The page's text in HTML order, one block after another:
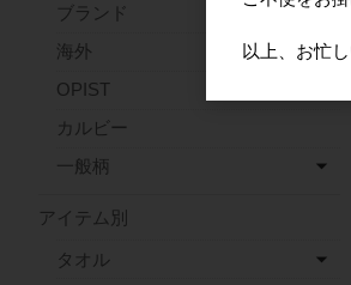
ブランド
海外
OPIST
カルビー
一般柄
アイテム別
タオル
以上、お忙